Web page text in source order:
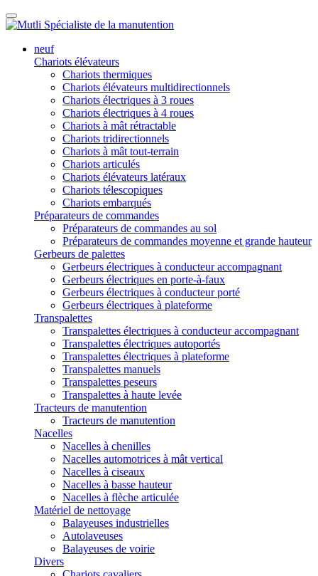
neuf
Chariots élévateurs
Chariots thermiques
Chariots élévateurs multidirectionnels
Chariots électriques à 3 roues
Chariots électriques à 4 roues
Chariots à mât rétractable
Chariots tridirectionnels
Chariots à mât tout-terrain
Chariots articulés
Chariots élévateurs latéraux
Chariots télescopiques
Chariots embarqués
Préparateurs de commandes
Préparateurs de commandes au sol
Préparateurs de commandes moyenne et grande hauteur
Gerbeurs de palettes
Gerbeurs électriques à conducteur accompagnant
Gerbeurs électriques en porte-à-faux
Gerbeurs électriques à conducteur porté
Gerbeurs électriques à plateforme
Transpalettes
Transpalettes électriques à conducteur accompagnant
Transpalettes électriques autoportés
Transpalettes électriques à plateforme
Transpalettes manuels
Transpalettes peseurs
Transpalettes à haute levée
Tracteurs de manutention
Tracteurs de manutention
Nacelles
Nacelles à chenilles
Nacelles automotrices à mât vertical
Nacelles à ciseaux
Nacelles à basse hauteur
Nacelles à flèche articulée
Matériel de nettoyage
Balayeuses industrielles
Autolaveuses
Balayeuses de voirie
Divers